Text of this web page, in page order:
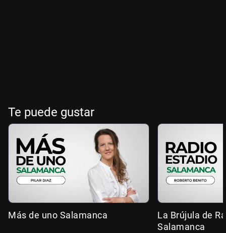
Te puede gustar
Más de uno Salamanca
La Brújula de
Salamanca